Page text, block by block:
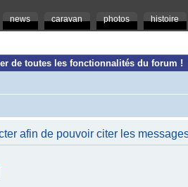
news caravan photos histoire
de toutes les fonctionnalités du forum !
afin de pouvoir citer les